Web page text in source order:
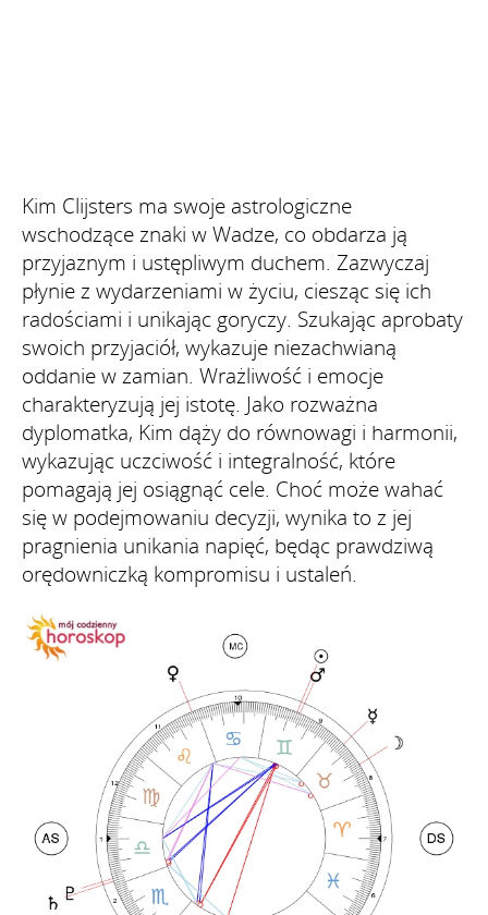
Kim Clijsters ma swoje astrologiczne
wschodzące znaki w Wadze, co obdarza ją
przyjaznym i ustępliwym duchem. Zazwyczaj
płynie z wydarzeniami w życiu, ciesząc się ich
radościami i unikając goryczy. Szukając aprobaty
swoich przyjaciół, wykazuje niezachwianą
oddanie w zamian. Wrażliwość i emocje
charakteryzują jej istotę. Jako rozważna
dyplomatka, Kim dąży do równowagi i harmonii,
wykazując uczciwość i integralność, które
pomagają jej osiągnąć cele. Choć może wahać
się w podejmowaniu decyzji, wynika to z jej
pragnienia unikania napięć, będąc prawdziwą
orędowniczką kompromisu i ustaleń.